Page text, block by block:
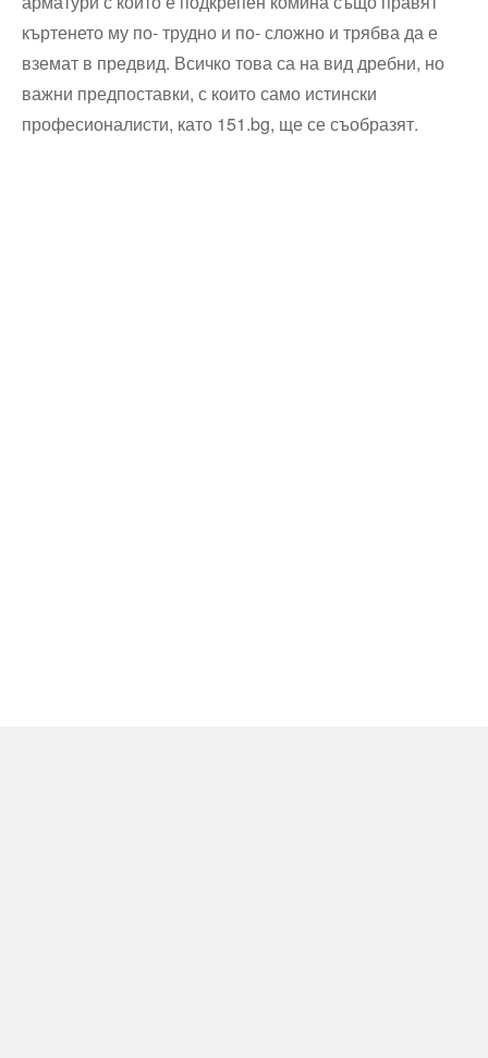
къртенето му по- трудно и по- сложно и трябва да е
вземат в предвид. Всичко това са на вид дребни, но
важни предпоставки, с които само истински
професионалисти, като 151.bg, ще се съобразят.